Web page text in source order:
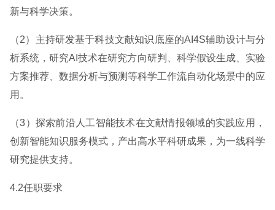
新与科学决策。
（2）主持研发基于科技文献知识底座的AI4S辅助设计与分
析系统，研究AI技术在研究方向研判、科学假设生成、实验
方案推荐、数据分析与预测等科学工作流自动化场景中的应
用。
（3）探索前沿人工智能技术在文献情报领域的实践应用，
创新智能知识服务模式，产出高水平科研成果，为一线科学
研究提供支持。
4.2任职要求